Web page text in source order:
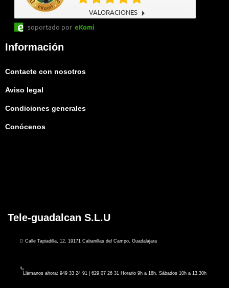
VALORACIONES
soportado por eKomi
Información
Contacte con nosotros
Aviso legal
Condiciones generales
Conócenos
Tele-guadalcan S.L.U
Calle Tapiadilla, 12, 19171 Cabanillas del Campo, Guadalajara
Llámanos ahora: 949 33 24 91 | 629 07 26 31 Horario 9h a 18h. Sábados 10h a 13.30h